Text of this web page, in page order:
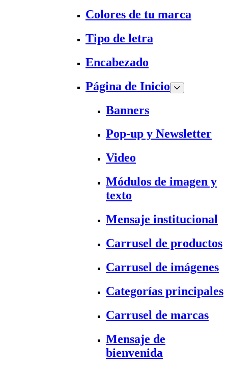
Colores de tu marca
Tipo de letra
Encabezado
Página de Inicio
Banners
Pop-up y Newsletter
Video
Módulos de imagen y
texto
Mensaje institucional
Carrusel de productos
Carrusel de imágenes
Categorías principales
Carrusel de marcas
Mensaje de
bienvenida